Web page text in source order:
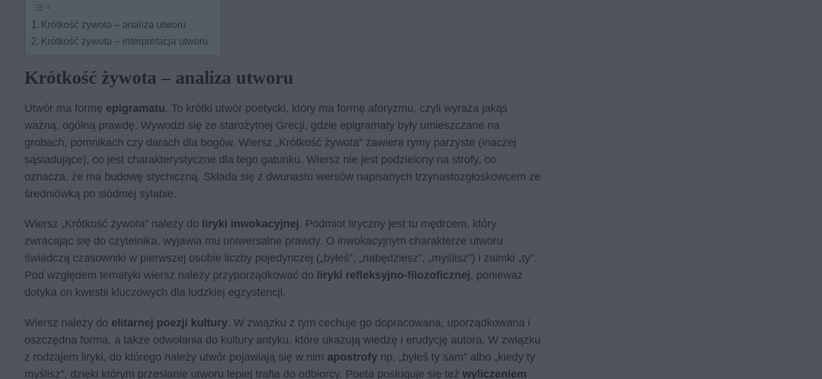
Krótkość żywota – analiza utworu
Krótkość żywota – interpretacja utworu
Krótkość żywota – analiza utworu
Utwór ma formę epigramatu. To krótki utwór poetycki, który ma formę aforyzmu, czyli wyraża jakąś
ważną, ogólną prawdę. Wywodzi się ze starożytnej Grecji, gdzie epigramaty były umieszczane na
grobach, pomnikach czy darach dla bogów. Wiersz „Krótkość żywota” zawiera rymy parzyste (inaczej
sąsiadujące), co jest charakterystyczne dla tego gatunku. Wiersz nie jest podzielony na strofy, co
oznacza, że ma budowę stychiczną. Składa się z dwunastu wersów napisanych trzynastozgłoskowcem ze
średniówką po siódmej sylabie.
Wiersz „Krótkość żywota” należy do liryki inwokacyjnej. Podmiot liryczny jest tu mędrcem, który
zwracając się do czytelnika, wyjawia mu uniwersalne prawdy. O inwokacyjnym charakterze utworu
świadczą czasowniki w pierwszej osobie liczby pojedynczej („byłeś”, „nabędziesz”, „myślisz”) i zaimki „ty”.
Pod względem tematyki wiersz należy przyporządkować do liryki refleksyjno-filozoficznej, ponieważ
dotyka on kwestii kluczowych dla ludzkiej egzystencji.
Wiersz należy do elitarnej poezji kultury. W związku z tym cechuje go dopracowana, uporządkowana i
oszczędna forma, a także odwołania do kultury antyku, które ukazują wiedzę i erudycję autora. W związku
z rodzajem liryki, do którego należy utwór pojawiają się w nim apostrofy np. „byłeś ty sam” albo „kiedy ty
myślisz”, dzięki którym przesłanie utworu lepiej trafia do odbiorcy. Poeta posługuje się też wyliczeniem